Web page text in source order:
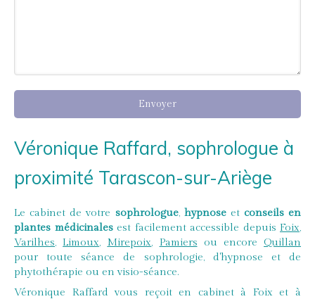
Envoyer
Véronique Raffard, sophrologue à
proximité Tarascon-sur-Ariège
Le cabinet de votre sophrologue, hypnose et conseils en
plantes médicinalesest facilement accessible depuis Foix,
Varilhes,Limoux, Mirepoix, Pamiers ou encoreQuillan
pour toute séance de sophrologie, d'hypnose et de
phytothérapie ou en visio-séance.
Véronique Raffard vous reçoit en cabinet à Foix et à